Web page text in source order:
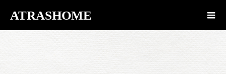
ATRASHOME